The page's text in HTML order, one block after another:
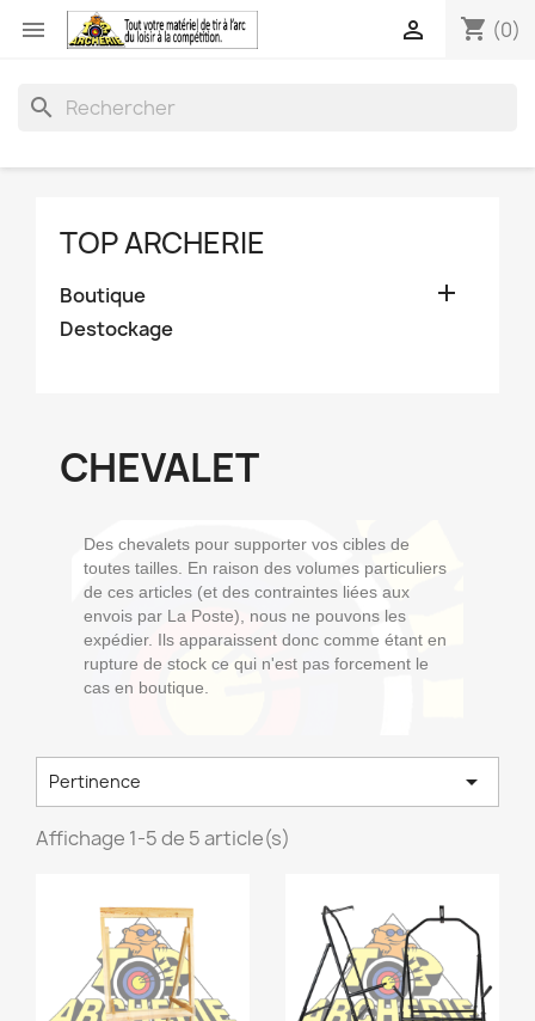
 shopping_cart (0)

search
TOP ARCHERIE
Boutique 
Destockage
CHEVALET
Des chevalets pour supporter vos cibles de
toutes tailles. En raison des volumes particuliers
de ces articles (et des contraintes liées aux
envois par La Poste), nous ne pouvons les
expédier. Ils apparaissent donc comme étant en
rupture de stock ce qui n'est pas forcement le
cas en boutique.
Pertinence 
Affichage 1-5 de 5 article(s)